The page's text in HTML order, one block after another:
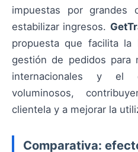
impuestas por grandes
estabilizar ingresos.
propuesta que facilita la
gestión de pedidos para
internacionales y el
voluminosos,
clientela y a mejorar la
Comparativa: